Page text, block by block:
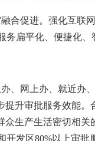
促进。强化互联网
务扁平化、便捷化
网上办、就近办
提升审批服务效能
众生产生活密切相
开发区80%以上审